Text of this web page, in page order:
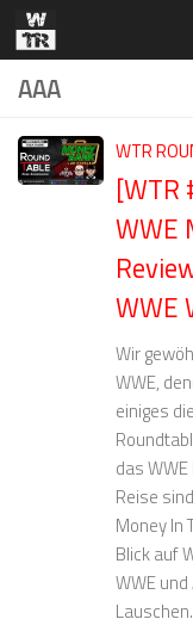
Zum Inhalt springen
AAA
WTR
[WTR
WWE
WWE
Wir
WWE,
einiges
das
Reise
Money In
Blick auf
WWE
Lauschen.